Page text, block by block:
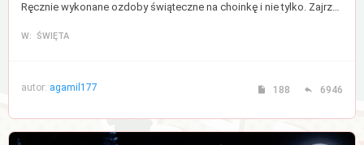
Ręcznie wykonane ozdoby świąteczne na choinkę i nie tylko. Zajrzyj, jeśli chcesz podpatrzeć jak robią to inni i wykorzystaj kilka pomysłów do nadania swojemu domu prawdziwej atmosfery Świąt. Porozmawiaj też o dekoracjach które towarzyszą nam podczas świąt.
W: ŚWIĘTA
autor: agamil177 188 6946